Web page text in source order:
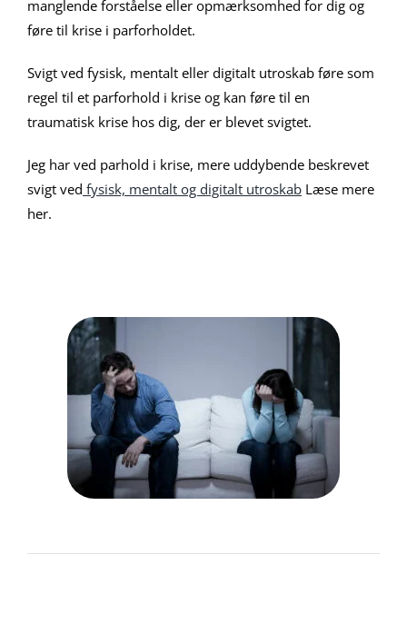
manglende forståelse eller opmærksomhed for dig og
føre til krise i parforholdet.
Svigt ved fysisk, mentalt eller digitalt utroskab føre som
regel til et parforhold i krise og kan føre til en
traumatisk krise hos dig, der er blevet svigtet.
Jeg har ved parhold i krise, mere uddybende beskrevet
svigt ved fysisk, mentalt og digitalt utroskabLæse mere
her.